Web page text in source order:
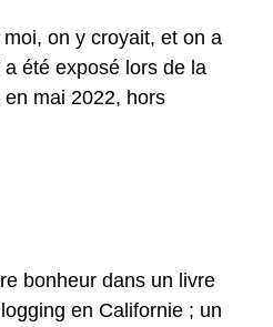
moi, on y croyait, et on a
été exposé lors de la
mai 2022, hors
bonheur dans un livre
en Californie ; un